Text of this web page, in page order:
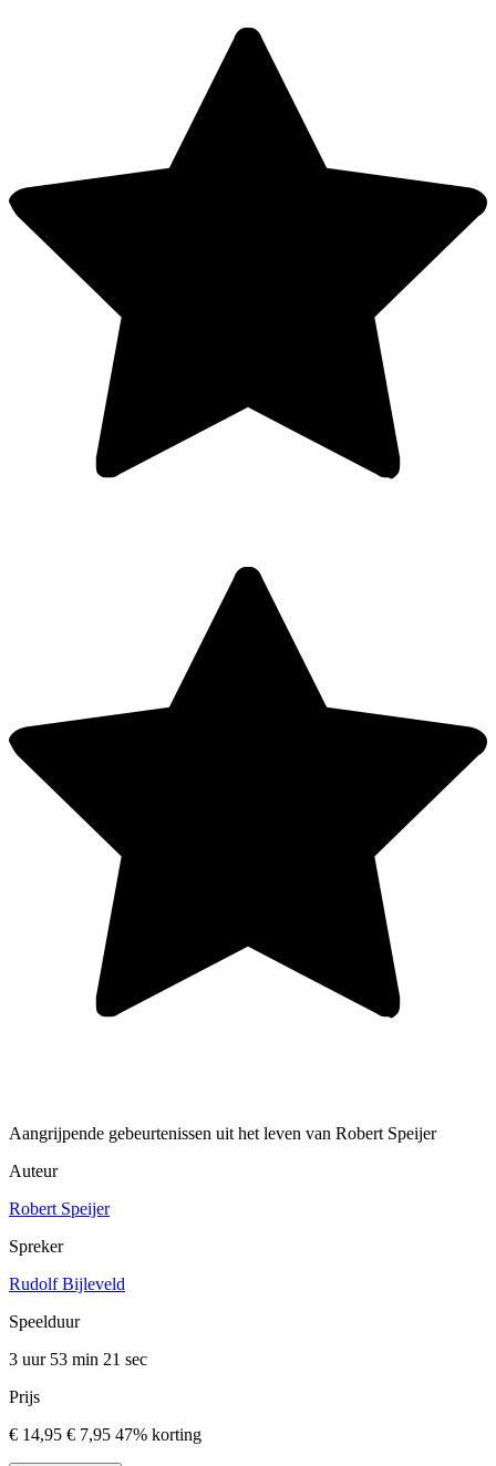
Aangrijpende gebeurtenissen uit het leven van Robert Speijer
Auteur
Robert Speijer
Spreker
Rudolf Bijleveld
Speelduur
3 uur 53 min 21 sec
Prijs
€ 14,95 € 7,95 47% korting